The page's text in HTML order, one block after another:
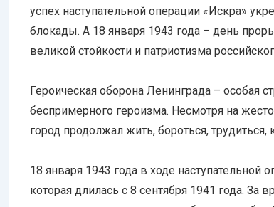
успех наступательной операции «Искра»
блокады. А 18 января 1943 года – день
великой стойкости и патриотизма
Героическая оборона Ленинграда – особая
беспримерного героизма. Несмотря на
город продолжал жить, бороться,
18 января 1943 года в ходе
которая длилась с 8 сентября 1941 года. За